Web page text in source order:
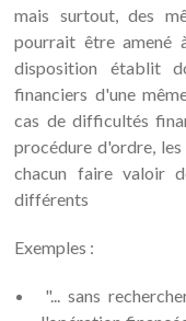
mais surtout, des
pourrait être amené
disposition établit
financiers d'une
cas de difficultés
procédure d'ordre,
chacun faire valoir
différents
Exemples :
"... sans